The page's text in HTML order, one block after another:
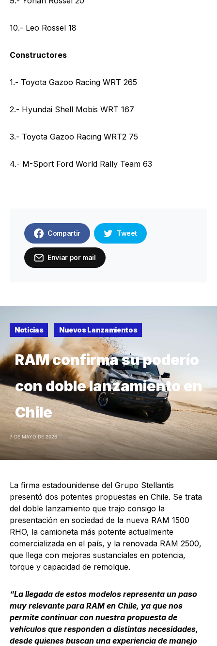
10.- Leo Rossel 18
Constructores
1.- Toyota Gazoo Racing WRT 265
2.- Hyundai Shell Mobis WRT 167
3.- Toyota Gazoo Racing WRT2 75
4.- M-Sport Ford World Rally Team 63
Compartir Tweet
Enviar por mail
Noticias Nuevos Lanzamientos
RAM confirma su poderío
con doble lanzamiento en
Chile
7 DE MAYO DE 2026
La firma estadounidense del Grupo Stellantis
presentó dos potentes propuestas en Chile. Se trata
del doble lanzamiento que trajo consigo la
presentación en sociedad de la nueva RAM 1500
RHO, la camioneta más potente actualmente
comercializada en el país, y la renovada RAM 2500,
que llega con mejoras sustanciales en potencia,
torque y capacidad de remolque.
“La llegada de estos modelos representa un paso
muy relevante para RAM en Chile, ya que nos
permite continuar con nuestra propuesta de
vehículos que responden a distintas necesidades,
desde quienes buscan una experiencia de manejo